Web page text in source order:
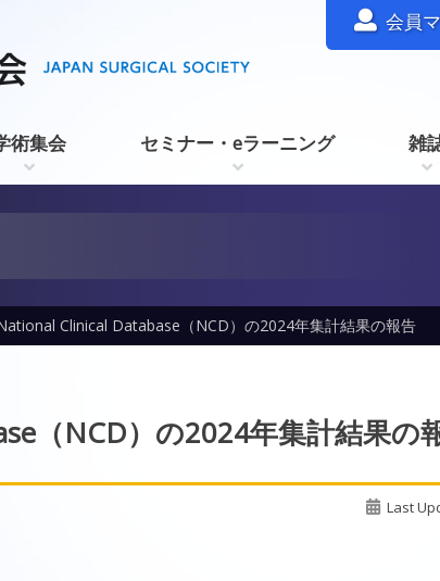
会員
術集会 セミナー・eラーニング 雑
Clinical Database（NCD）の2024年集計結果の報告
（NCD）の2024年集計結果の
Last